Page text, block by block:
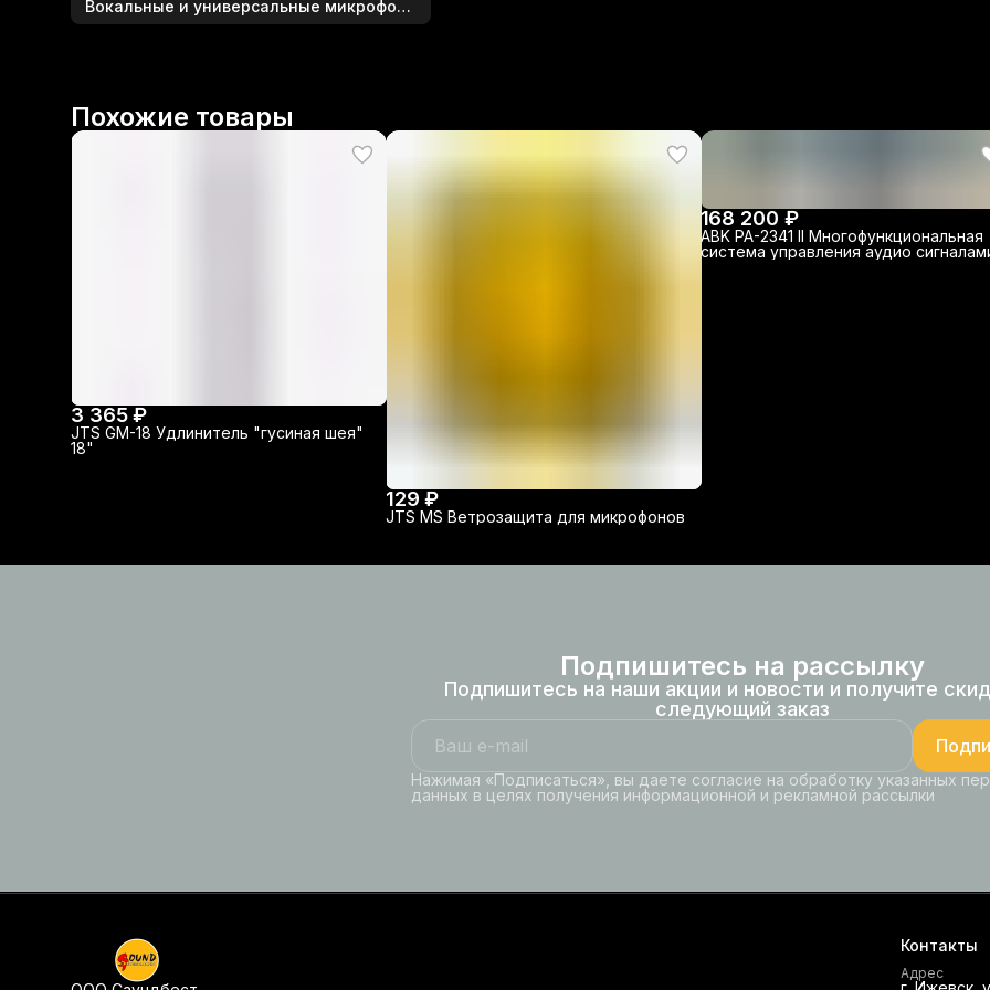
Вокальные и универсальные микрофоны
Похожие товары
3 365 ₽
JTS GM-18 Удлинитель "гусиная шея"
18"
129 ₽
JTS MS Ветрозащита для микрофонов
168 200 ₽
ABK PA-2341 II Многофункциональная
система управления аудио
Подпишитесь на рассылку
Подпишитесь на наши акции и новости и получите
следующий заказ
Нажимая «Подписаться», вы даете согласие на обработку указанных
данных в целях получения информационной и рекламной рассылки
Контакты
Адрес